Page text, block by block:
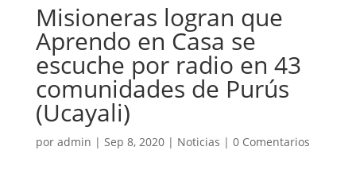
Misioneras logran que
Aprendo en Casa se
escuche por radio en 43
comunidades de Purús
(Ucayali)
por admin | Sep 8, 2020| Noticias | 0 Comentarios